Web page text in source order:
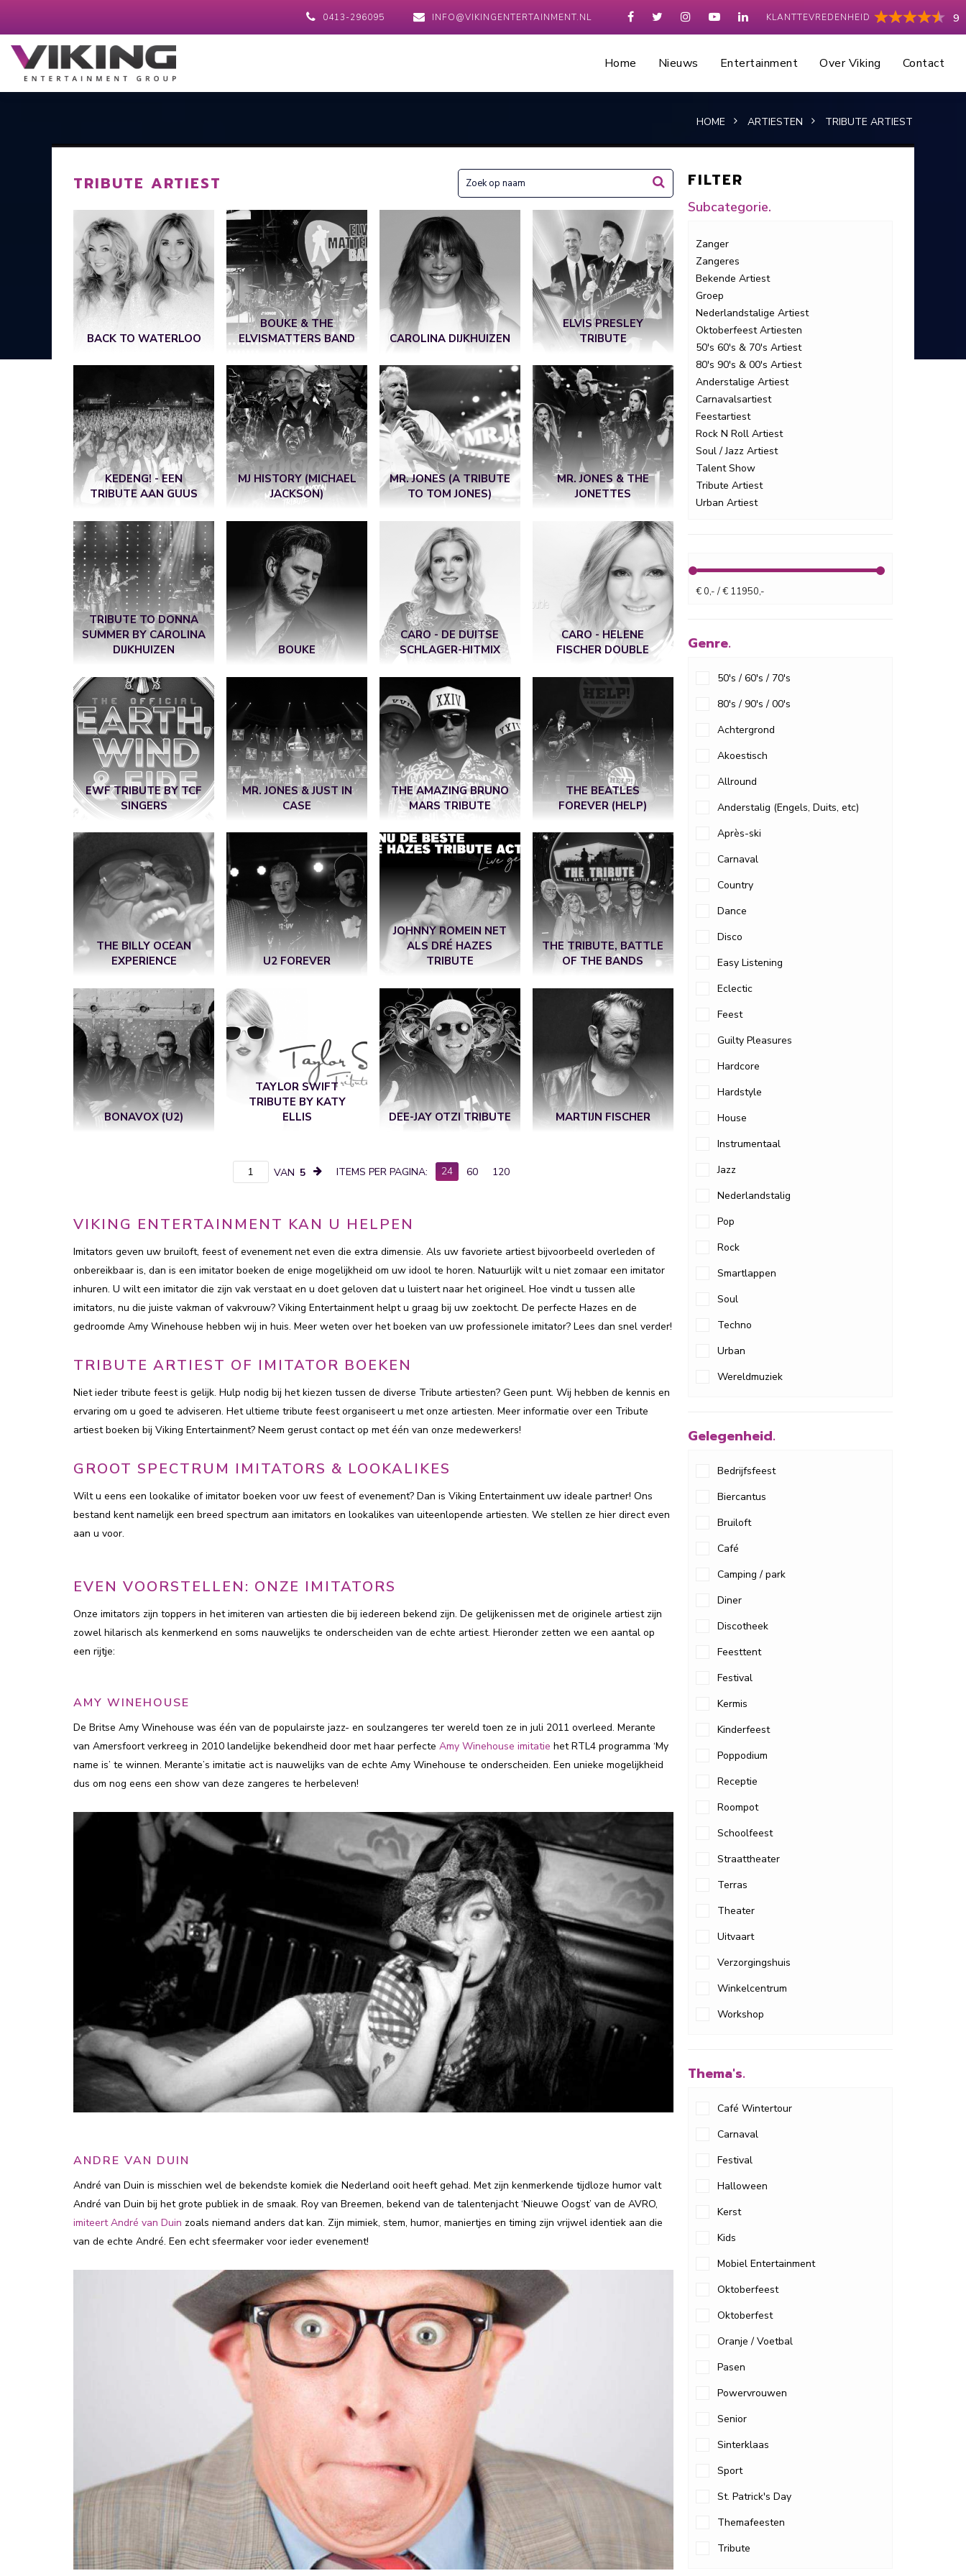
KLANTTEVREDENHEID 9
0413-296095 INFO@VIKINGENTERTAINMENT.NL
Home Nieuws Entertainment Over Viking Contact
HOME ARTIESTEN TRIBUTE ARTIEST
TRIBUTE ARTIEST
BACK TO WATERLOO
BOUKE & THE
ELVISMATTERS BAND
CAROLINA DIJKHUIZEN
ELVIS PRESLEY
TRIBUTE
KEDENG! - EEN
TRIBUTE AAN GUUS
MJ HISTORY (MICHAEL
JACKSON)
MR. JONES (A TRIBUTE
TO TOM JONES)
MR. JONES & THE
JONETTES
TRIBUTE TO DONNA
SUMMER BY CAROLINA
DIJKHUIZEN
BOUKE
CARO - DE DUITSE
SCHLAGER-HITMIX
CARO - HELENE
FISCHER DOUBLE
EWF TRIBUTE BY TCF
SINGERS
MR. JONES & JUST IN
CASE
THE AMAZING BRUNO
MARS TRIBUTE
THE BEATLES
FOREVER (HELP)
THE BILLY OCEAN
EXPERIENCE
U2 FOREVER
JOHNNY ROMEIN NET
ALS DRÉ HAZES
TRIBUTE
THE TRIBUTE, BATTLE
OF THE BANDS
BONAVOX (U2)
TAYLOR SWIFT
TRIBUTE BY KATY
ELLIS
DEE-JAY OTZI TRIBUTE MARTIJN FISCHER
VAN 5 ITEMS PER PAGINA: 24 60 120
VIKING ENTERTAINMENT KAN U HELPEN
Imitators geven uw bruiloft, feest of evenement net even die extra dimensie. Als uw favoriete artiest bijvoorbeeld overleden of
onbereikbaar is, dan is een imitator boeken de enige mogelijkheid om uw idool te horen. Natuurlijk wilt u niet zomaar een imitator
inhuren. U wilt een imitator die zijn vak verstaat en u doet geloven dat u luistert naar het origineel. Hoe vindt u tussen alle
imitators, nu die juiste vakman of vakvrouw? Viking Entertainment helpt u graag bij uw zoektocht. De perfecte Hazes en de
gedroomde Amy Winehouse hebben wij in huis. Meer weten over het boeken van uw professionele imitator? Lees dan snel verder!
TRIBUTE ARTIEST OF IMITATOR BOEKEN
Niet ieder tribute feest is gelijk. Hulp nodig bij het kiezen tussen de diverse Tribute artiesten? Geen punt. Wij hebben de kennis en
ervaring om u goed te adviseren. Het ultieme tribute feest organiseert u met onze artiesten. Meer informatie over een Tribute
artiest boeken bij Viking Entertainment? Neem gerust contact op met één van onze medewerkers!
GROOT SPECTRUM IMITATORS & LOOKALIKES
Wilt u eens een lookalike of imitator boeken voor uw feest of evenement? Dan is Viking Entertainment uw ideale partner! Ons
bestand kent namelijk een breed spectrum aan imitators en lookalikes van uiteenlopende artiesten. We stellen ze hier direct even
aan u voor.
EVEN VOORSTELLEN: ONZE IMITATORS
Onze imitators zijn toppers in het imiteren van artiesten die bij iedereen bekend zijn. De gelijkenissen met de originele artiest zijn
zowel hilarisch als kenmerkend en soms nauwelijks te onderscheiden van de echte artiest. Hieronder zetten we een aantal op
een rijtje:
AMY WINEHOUSE
De Britse Amy Winehouse was één van de populairste jazz- en soulzangeres ter wereld toen ze in juli 2011 overleed. Merante
van Amersfoort verkreeg in 2010 landelijke bekendheid door met haar perfecte Amy Winehouse imitatie het RTL4 programma ‘My
name is’ te winnen. Merante’s imitatie act is nauwelijks van de echte Amy Winehouse te onderscheiden. Een unieke mogelijkheid
dus om nog eens een show van deze zangeres te herbeleven!
ANDRE VAN DUIN
André van Duin is misschien wel de bekendste komiek die Nederland ooit heeft gehad. Met zijn kenmerkende tijdloze humor valt
André van Duin bij het grote publiek in de smaak. Roy van Breemen, bekend van de talentenjacht ‘Nieuwe Oogst’ van de AVRO,
imiteert André van Duin zoals niemand anders dat kan. Zijn mimiek, stem, humor, maniertjes en timing zijn vrijwel identiek aan die
van de echte André. Een echt sfeermaker voor ieder evenement!
FILTER
Subcategorie.
Zanger
Zangeres
Bekende Artiest
Groep
Nederlandstalige Artiest
Oktoberfeest Artiesten
50's 60's & 70's Artiest
80's 90's & 00's Artiest
Anderstalige Artiest
Carnavalsartiest
Feestartiest
Rock N Roll Artiest
Soul / Jazz Artiest
Talent Show
Tribute Artiest
Urban Artiest
€ 0,- / € 11950,-
Genre.
50's / 60's / 70's
80's / 90's / 00's
Achtergrond
Akoestisch
Allround
Anderstalig (Engels, Duits, etc)
Après-ski
Carnaval
Country
Dance
Disco
Easy Listening
Eclectic
Feest
Guilty Pleasures
Hardcore
Hardstyle
House
Instrumentaal
Jazz
Nederlandstalig
Pop
Rock
Smartlappen
Soul
Techno
Urban
Wereldmuziek
Gelegenheid.
Bedrijfsfeest
Biercantus
Bruiloft
Café
Camping / park
Diner
Discotheek
Feesttent
Festival
Kermis
Kinderfeest
Poppodium
Receptie
Roompot
Schoolfeest
Straattheater
Terras
Theater
Uitvaart
Verzorgingshuis
Winkelcentrum
Workshop
Thema's.
Café Wintertour
Carnaval
Festival
Halloween
Kerst
Kids
Mobiel Entertainment
Oktoberfeest
Oktoberfest
Oranje / Voetbal
Pasen
Powervrouwen
Senior
Sinterklaas
Sport
St. Patrick's Day
Themafeesten
Tribute